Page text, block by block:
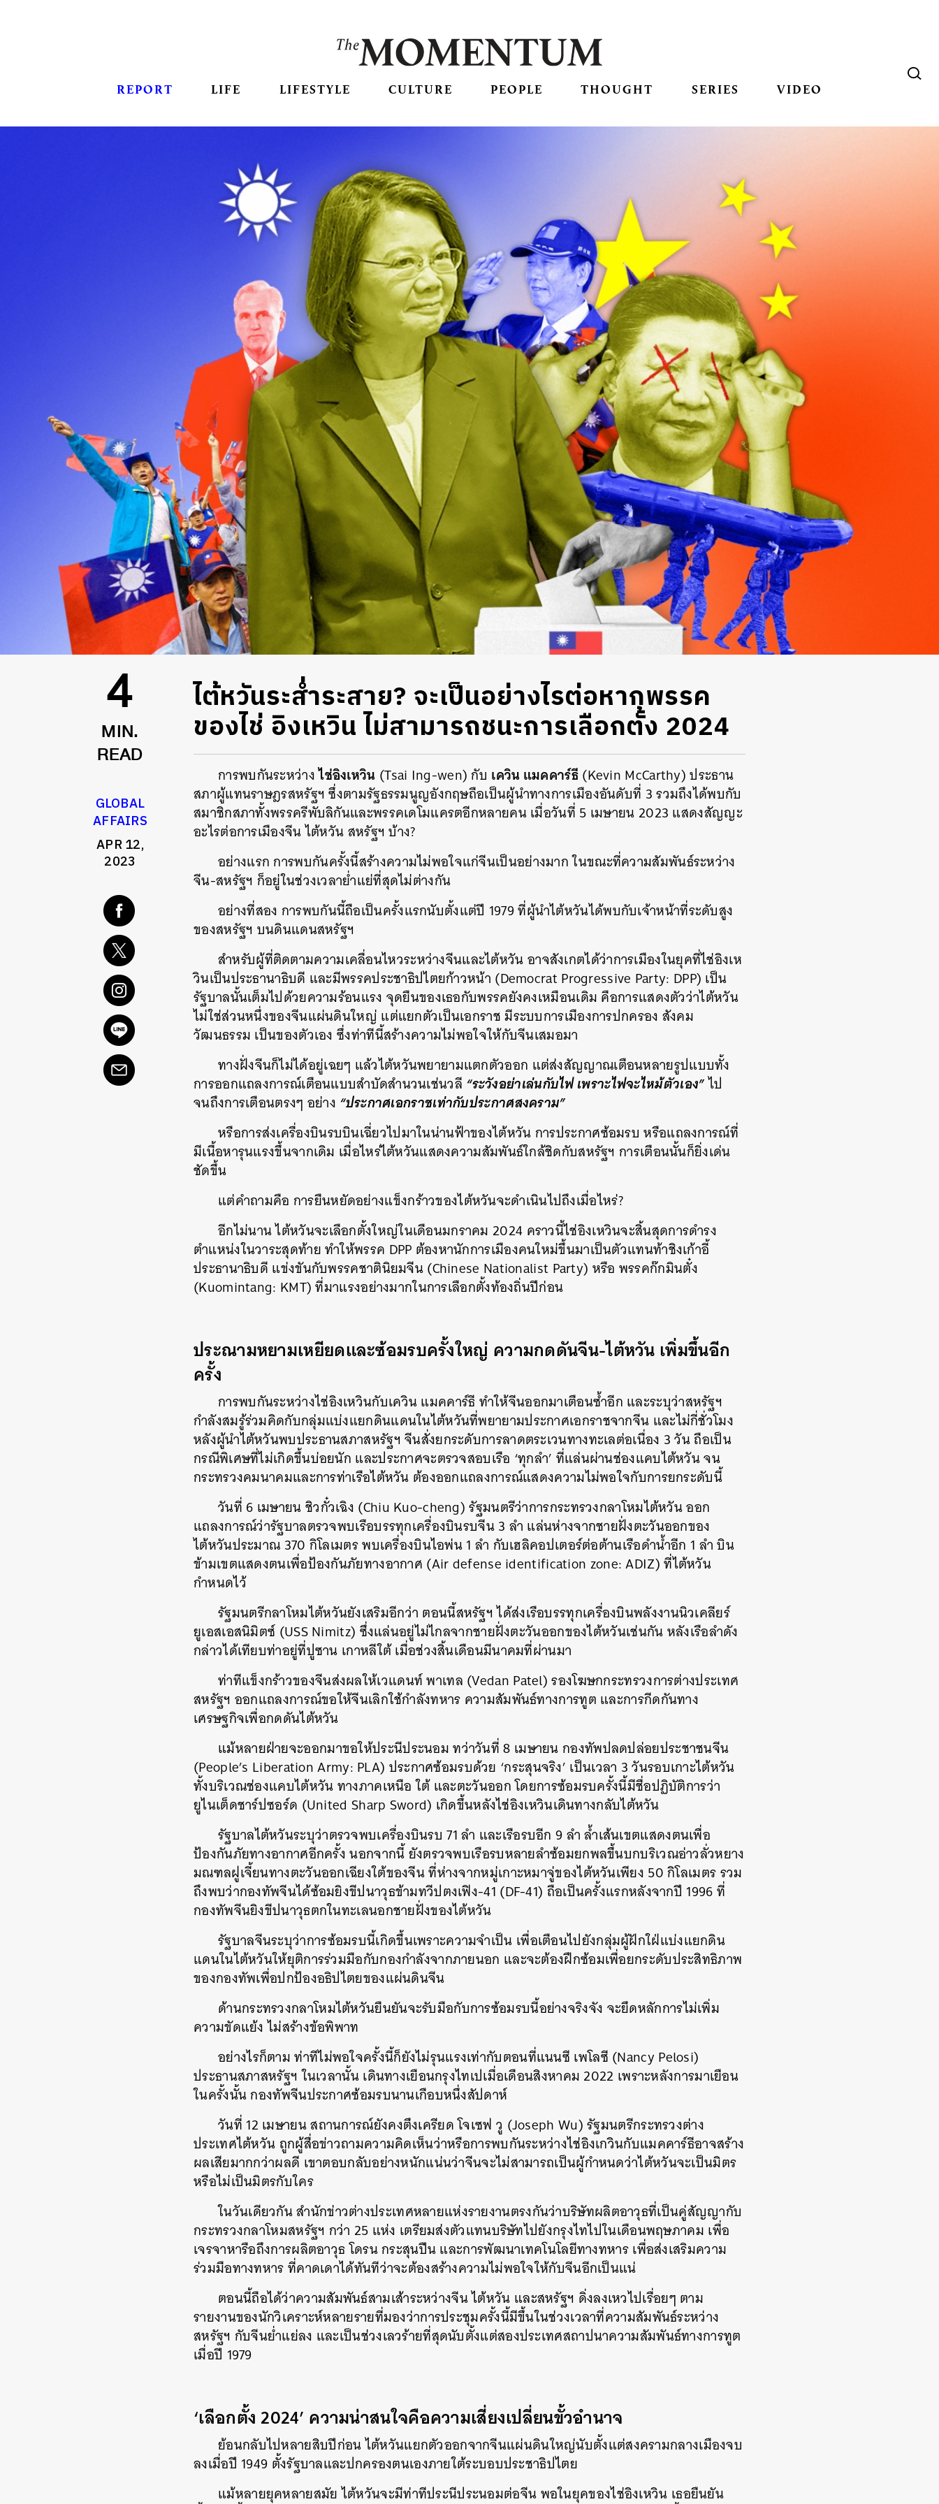
REPORT LIFE LIFESTYLE CULTURE PEOPLE THOUGHT SERIES VIDEO
4
MIN.
READ
GLOBAL
AFFAIRS
APR 12,
2023
ไต้หวันระส่ำระสาย? จะเป็นอย่างไรต่อหากพรรค
ของไช่ อิงเหวิน ไม่สามารถชนะการเลือกตั้ง 2024
การพบกันระหว่างไช่อิงเหวิน (Tsai Ing-wen) กับ เควิน แมคคาร์ธี(Kevin McCarthy) ประธาน
สภาผู้แทนราษฎรสหรัฐฯ ซึ่งตามรัฐธรรมนูญอังกฤษถือเป็นผู้นำทางการเมืองอันดับที่ 3 รวมถึงได้พบกับ
สมาชิกสภาทั้งพรรครีพับลิกันและพรรคเดโมแครตอีกหลายคน เมื่อวันที่ 5 เมษายน 2023 แสดงสัญญะ
อะไรต่อการเมืองจีน ไต้หวัน สหรัฐฯ บ้าง?
อย่างแรก การพบกันครั้งนี้สร้างความไม่พอใจแก่จีนเป็นอย่างมาก ในขณะที่ความสัมพันธ์ระหว่าง
จีน-สหรัฐฯ ก็อยู่ในช่วงเวลาย่ำแย่ที่สุดไม่ต่างกัน
อย่างที่สอง การพบกันนี้ถือเป็นครั้งแรกนับตั้งแต่ปี 1979 ที่ผู้นำไต้หวันได้พบกับเจ้าหน้าที่ระดับสูง
ของสหรัฐฯ บนดินแดนสหรัฐฯ
สำหรับผู้ที่ติดตามความเคลื่อนไหวระหว่างจีนและไต้หวัน อาจสังเกตได้ว่าการเมืองในยุคที่ไช่อิงเห
วินเป็นประธานาธิบดี และมีพรรคประชาธิปไตยก้าวหน้า (Democrat Progressive Party: DPP) เป็น
รัฐบาลนั้นเต็มไปด้วยความร้อนแรง จุดยืนของเธอกับพรรคยังคงเหมือนเดิม คือการแสดงตัวว่าไต้หวัน
ไม่ใช่ส่วนหนึ่งของจีนแผ่นดินใหญ่ แต่แยกตัวเป็นเอกราช มีระบบการเมืองการปกครอง สังคม
วัฒนธรรม เป็นของตัวเอง ซึ่งท่าทีนี้สร้างความไม่พอใจให้กับจีนเสมอมา
ทางฝั่งจีนก็ไม่ได้อยู่เฉยๆ แล้วไต้หวันพยายามแตกตัวออก แต่ส่งสัญญาณเตือนหลายรูปแบบทั้ง
การออกแถลงการณ์เตือนแบบสำบัดสำนวนเช่นวลี “ระวังอย่าเล่นกับไฟ เพราะไฟจะไหม้ตัวเอง”ไป
จนถึงการเตือนตรงๆ อย่าง “ประกาศเอกราชเท่ากับประกาศสงคราม”
หรือการส่งเครื่องบินรบบินเฉี่ยวไปมาในน่านฟ้าของไต้หวัน การประกาศซ้อมรบ หรือแถลงการณ์ที่
มีเนื้อหารุนแรงขึ้นจากเดิม เมื่อไหร่ไต้หวันแสดงความสัมพันธ์ใกล้ชิดกับสหรัฐฯ การเตือนนั้นก็ยิ่งเด่น
ชัดขึ้น
แต่คำถามคือ การยืนหยัดอย่างแข็งกร้าวของไต้หวันจะดำเนินไปถึงเมื่อไหร่?
อีกไม่นาน ไต้หวันจะเลือกตั้งใหญ่ในเดือนมกราคม 2024 คราวนี้ไช่อิงเหวินจะสิ้นสุดการดำรง
ตำแหน่งในวาระสุดท้าย ทำให้พรรค DPP ต้องหานักการเมืองคนใหม่ขึ้นมาเป็นตัวแทนท้าชิงเก้าอี้
ประธานาธิบดี แข่งขันกับพรรคชาตินิยมจีน (Chinese Nationalist Party) หรือ พรรคก๊กมินตั๋ง
(Kuomintang: KMT) ที่มาแรงอย่างมากในการเลือกตั้งท้องถิ่นปีก่อน
ประณามหยามเหยียดและซ้อมรบครั้งใหญ่ ความกดดันจีน-ไต้หวัน เพิ่มขึ้นอีก
ครั้ง
การพบกันระหว่างไช่อิงเหวินกับเควิน แมคคาร์ธี ทำให้จีนออกมาเตือนซ้ำอีก และระบุว่าสหรัฐฯ
กำลังสมรู้ร่วมคิดกับกลุ่มแบ่งแยกดินแดนในไต้หวันที่พยายามประกาศเอกราชจากจีน และไม่กี่ชั่วโมง
หลังผู้นำไต้หวันพบประธานสภาสหรัฐฯ จีนสั่งยกระดับการลาดตระเวนทางทะเลต่อเนื่อง 3 วัน ถือเป็น
กรณีพิเศษที่ไม่เกิดขึ้นบ่อยนัก และประกาศจะตรวจสอบเรือ ‘ทุกลำ’ ที่แล่นผ่านช่องแคบไต้หวัน จน
กระทรวงคมนาคมและการท่าเรือไต้หวัน ต้องออกแถลงการณ์แสดงความไม่พอใจกับการยกระดับนี้
วันที่ 6 เมษายน ชิวกั๋วเฉิง (Chiu Kuo-cheng) รัฐมนตรีว่าการกระทรวงกลาโหมไต้หวัน ออก
แถลงการณ์ว่ารัฐบาลตรวจพบเรือบรรทุกเครื่องบินรบจีน 3 ลำ แล่นห่างจากชายฝั่งตะวันออกของ
ไต้หวันประมาณ 370 กิโลเมตร พบเครื่องบินไอพ่น 1 ลำ กับเฮลิคอปเตอร์ต่อต้านเรือดำน้ำอีก 1 ลำ บิน
ข้ามเขตแสดงตนเพื่อป้องกันภัยทางอากาศ (Air defense identification zone: ADIZ) ที่ไต้หวัน
กำหนดไว้
รัฐมนตรีกลาโหมไต้หวันยังเสริมอีกว่า ตอนนี้สหรัฐฯ ได้ส่งเรือบรรทุกเครื่องบินพลังงานนิวเคลียร์
ยูเอสเอสนิมิตซ์ (USS Nimitz) ซึ่งแล่นอยู่ไม่ไกลจากชายฝั่งตะวันออกของไต้หวันเช่นกัน หลังเรือลำดัง
กล่าวได้เทียบท่าอยู่ที่ปูซาน เกาหลีใต้ เมื่อช่วงสิ้นเดือนมีนาคมที่ผ่านมา
ท่าทีแข็งกร้าวของจีนส่งผลให้เวแดนท์ พาเทล (Vedan Patel) รองโฆษกกระทรวงการต่างประเทศ
สหรัฐฯ ออกแถลงการณ์ขอให้จีนเลิกใช้กำลังทหาร ความสัมพันธ์ทางการทูต และการกีดกันทาง
เศรษฐกิจเพื่อกดดันไต้หวัน
แม้หลายฝ่ายจะออกมาขอให้ประนีประนอม ทว่าวันที่ 8 เมษายน กองทัพปลดปล่อยประชาชนจีน
(People’s Liberation Army: PLA) ประกาศซ้อมรบด้วย ‘กระสุนจริง’ เป็นเวลา 3 วันรอบเกาะไต้หวัน
ทั้งบริเวณช่องแคบไต้หวัน ทางภาคเหนือ ใต้ และตะวันออก โดยการซ้อมรบครั้งนี้มีชื่อปฏิบัติการว่า
ยูไนเต็ดชาร์ปซอร์ด (United Sharp Sword) เกิดขึ้นหลังไช่อิงเหวินเดินทางกลับไต้หวัน
รัฐบาลไต้หวันระบุว่าตรวจพบเครื่องบินรบ 71 ลำ และเรือรบอีก 9 ลำ ล้ำเส้นเขตแสดงตนเพื่อ
ป้องกันภัยทางอากาศอีกครั้ง นอกจากนี้ ยังตรวจพบเรือรบหลายลำซ้อมยกพลขึ้นบกบริเวณอ่าวลั่วหยาง
มณฑลฝูเจี้ยนทางตะวันออกเฉียงใต้ของจีน ที่ห่างจากหมู่เกาะหมาจู่ของไต้หวันเพียง 50 กิโลเมตร รวม
ถึงพบว่ากองทัพจีนได้ซ้อมยิงขีปนาวุธข้ามทวีปตงเฟิง-41 (DF-41) ถือเป็นครั้งแรกหลังจากปี 1996 ที่
กองทัพจีนยิงขีปนาวุธตกในทะเลนอกชายฝั่งของไต้หวัน
รัฐบาลจีนระบุว่าการซ้อมรบนี้เกิดขึ้นเพราะความจำเป็น เพื่อเตือนไปยังกลุ่มผู้ฝักใฝ่แบ่งแยกดิน
แดนในไต้หวันให้ยุติการร่วมมือกับกองกำลังจากภายนอก และจะต้องฝึกซ้อมเพื่อยกระดับประสิทธิภาพ
ของกองทัพเพื่อปกป้องอธิปไตยของแผ่นดินจีน
ด้านกระทรวงกลาโหมไต้หวันยืนยันจะรับมือกับการซ้อมรบนี้อย่างจริงจัง จะยึดหลักการไม่เพิ่ม
ความขัดแย้ง ไม่สร้างข้อพิพาท
อย่างไรก็ตาม ท่าทีไม่พอใจครั้งนี้ก็ยังไม่รุนแรงเท่ากับตอนที่แนนซี เพโลซี (Nancy Pelosi)
ประธานสภาสหรัฐฯ ในเวลานั้น เดินทางเยือนกรุงไทเปเมื่อเดือนสิงหาคม 2022 เพราะหลังการมาเยือน
ในครั้งนั้น กองทัพจีนประกาศซ้อมรบนานเกือบหนึ่งสัปดาห์
วันที่ 12 เมษายน สถานการณ์ยังคงตึงเครียด โจเซฟ วู (Joseph Wu) รัฐมนตรีกระทรวงต่าง
ประเทศไต้หวัน ถูกผู้สื่อข่าวถามความคิดเห็นว่าหรือการพบกันระหว่างไช่อิงเกวินกับแมคคาร์ธีอาจสร้าง
ผลเสียมากกว่าผลดี เขาตอบกลับอย่างหนักแน่นว่าจีนจะไม่สามารถเป็นผู้กำหนดว่าไต้หวันจะเป็นมิตร
หรือไม่เป็นมิตรกับใคร
ในวันเดียวกัน สำนักข่าวต่างประเทศหลายแห่งรายงานตรงกันว่าบริษัทผลิตอาวุธที่เป็นคู่สัญญากับ
กระทรวงกลาโหมสหรัฐฯ กว่า 25 แห่ง เตรียมส่งตัวแทนบริษัทไปยังกรุงไทไปในเดือนพฤษภาคม เพื่อ
เจรจาหารือถึงการผลิตอาวุธ โดรน กระสุนปืน และการพัฒนาเทคโนโลยีทางทหาร เพื่อส่งเสริมความ
ร่วมมือทางทหาร ที่คาดเดาได้ทันทีว่าจะต้องสร้างความไม่พอใจให้กับจีนอีกเป็นแน่
ตอนนี้ถือได้ว่าความสัมพันธ์สามเส้าระหว่างจีน ไต้หวัน และสหรัฐฯ ดิ่งลงเหวไปเรื่อยๆ ตาม
รายงานของนักวิเคราะห์หลายรายที่มองว่าการประชุมครั้งนี้มีขึ้นในช่วงเวลาที่ความสัมพันธ์ระหว่าง
สหรัฐฯ กับจีนย่ำแย่ลง และเป็นช่วงเลวร้ายที่สุดนับตั้งแต่สองประเทศสถาปนาความสัมพันธ์ทางการทูต
เมื่อปี 1979
‘เลือกตั้ง 2024’ ความน่าสนใจคือความเสี่ยงเปลี่ยนขั้วอำนาจ
ย้อนกลับไปหลายสิบปีก่อน ไต้หวันแยกตัวออกจากจีนแผ่นดินใหญ่นับตั้งแต่สงครามกลางเมืองจบ
ลงเมื่อปี 1949 ตั้งรัฐบาลและปกครองตนเองภายใต้ระบอบประชาธิปไตย
แม้หลายยุคหลายสมัย ไต้หวันจะมีท่าทีประนีประนอมต่อจีน พอในยุคของไช่อิงเหวิน เธอยืนยัน
ค้นหา